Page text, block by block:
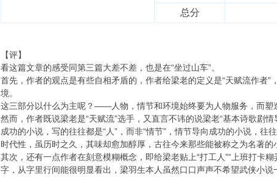
总分
【评】
看这篇文章的感受同第三篇大差不差，也是在“坐过山车”。
首先，作者的观点是有些自相矛盾的，作者给梁老的定义是“天赋流作
境。
这三部分以什么为主呢？——人物，情节和环境始终要为人物服务，而塑
然而，作者既说梁老是“天赋流”选手，又直言不讳的说梁老“基本诗歌剧
成功的小说，写的往往都是“人”，而非“情节”，情节导向成功的小说，
时代性，虽历时之久，其味却愈加醇厚，古往今来那些能被称之为名著的
其次，还有一点作者在刻意模糊概念，即给梁老贴上“打工人”“上班打卡
字，从字里行间能很明显看出，梁羽生本人虽然口口声声不希望武侠小